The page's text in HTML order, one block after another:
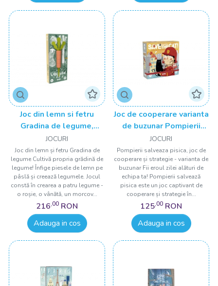
Joc din lemn si fetru
Gradina de legume,
Londji
JOCURI
Joc din lemn și fetru Gradina de
legume Cultivă propria grădină de
legume! Înfige piesele de lemn pe
pâslă și creează legumele. Jocul
constă în crearea a patru legume -
o roșie, o vânătă, un morcov...
216,00 RON
Adauga in cos
Joc de cooperare varianta
de buzunar Pompierii
salveaza pisica, Londji
JOCURI
Pompierii salveaza pisica, joc de
cooperare și strategie - varianta de
buzunar Fii eroul zilei alături de
echipa ta! Pompierii salvează
pisica este un joc captivant de
cooperare și strategie în...
125,00 RON
Adauga in cos